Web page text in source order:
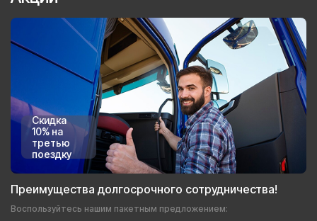
Скидка
10% на
третью
поездку
Преимущества долгосрочного сотрудничества!
Воспользуйтесь нашим пакетным предложением: